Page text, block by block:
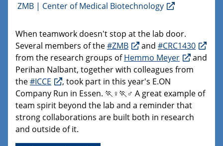
ZMB | Center of Medical Biotechnology
When teamwork doesn't stop at the lab door.
Several members of the#ZMB and #CRC1430
from the research groups ofHemmo Meyer
and
Perihan Nalbant, together with colleagues from
the#ICCE
, took part in this year's E.ON
Company Run in Essen. 🏃♀️🏃♂️ A great example of
team spirit beyond the lab and a reminder that
strong collaborations are built both in research
and outside of it.